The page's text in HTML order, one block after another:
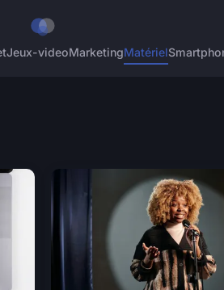
Jeux-videoMarketingMatériel